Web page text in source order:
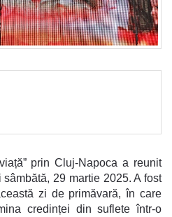
prin Cluj-Napoca a reunit
29 martie 2025. A fost
zi de primăvară, în care
credinței din suflete într-o